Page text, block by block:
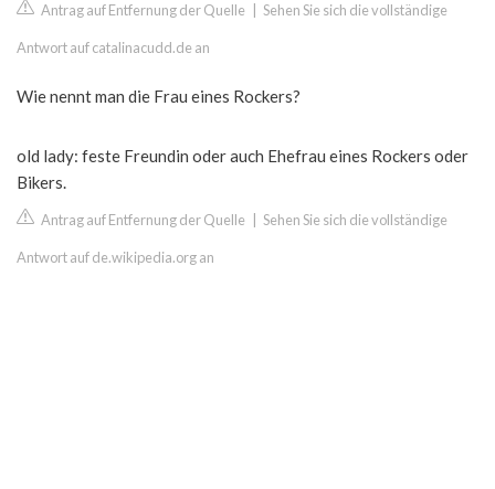
Antrag auf Entfernung der Quelle Sehen Sie sich die vollständige
Antwort auf catalinacudd.de an
Wie nennt man die Frau eines Rockers?
old lady: feste Freundin oder auch Ehefrau eines Rockers oder
Bikers.
Antrag auf Entfernung der Quelle Sehen Sie sich die vollständige
Antwort auf de.wikipedia.org an